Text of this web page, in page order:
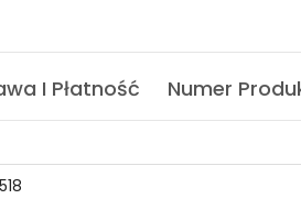
I Płatność Numer